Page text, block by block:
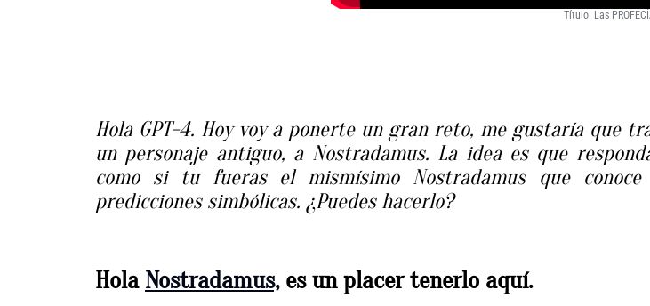
Título: Las
Hola GPT-4. Hoy voy a ponerte un gran reto, me gustaría que
un personaje antiguo, a Nostradamus. La idea es que
como si tu fueras el mismísimo Nostradamus que
predicciones simbólicas. ¿Puedes hacerlo?
Hola Nostradamus,es un placer tenerlo aquí.